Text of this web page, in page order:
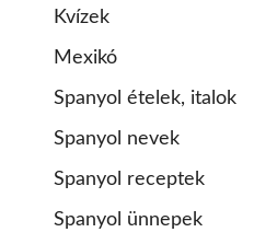
Kvízek
Mexikó
Spanyol ételek, italok
Spanyol nevek
Spanyol receptek
Spanyol ünnepek